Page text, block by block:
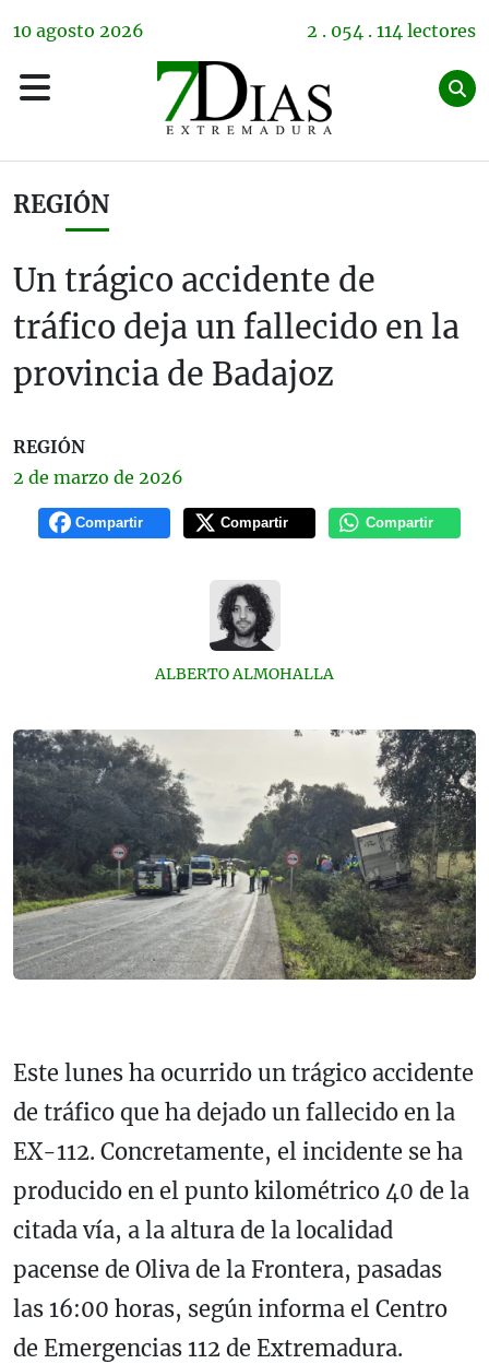
10 agosto 2026 2 . 054 . 114 lectores
REGIÓN
Un trágico accidente de
tráfico deja un fallecido en la
provincia de Badajoz
REGIÓN
2 de marzo de 2026
Compartir Compartir Compartir
ALBERTO ALMOHALLA
Este lunes ha ocurrido un trágico accidente
de tráfico que ha dejado un fallecido en la
EX-112. Concretamente, el incidente se ha
producido en el punto kilométrico 40 de la
citada vía, a la altura de la localidad
pacense de Oliva de la Frontera, pasadas
las 16:00 horas, según informa el Centro
de Emergencias 112 de Extremadura.